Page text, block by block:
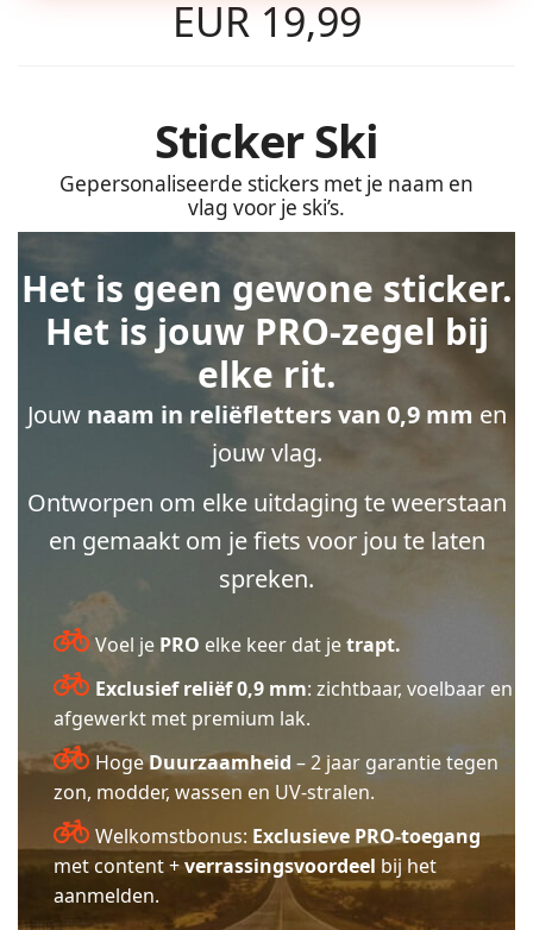
EUR 19,99
Sticker Ski
Gepersonaliseerde stickers met je naam en
vlag voor je ski’s.
Het is geen gewone sticker.
Het is jouw PRO-zegel bij
elke rit.
Jouw naam in reliëfletters van 0,9 mm en
jouw vlag.
Ontworpen om elke uitdaging te weerstaan
en gemaakt om je fiets voor jou te laten
spreken.
Voel je PRO elke keer dat jetrapt.
Exclusief reliëf 0,9 mm: zichtbaar, voelbaar en
afgewerkt met premium lak.
HogeDuurzaamheid – 2 jaar garantie tegen
zon, modder, wassen en UV-stralen.
Welkomstbonus: Exclusieve PRO-toegang
met content +verrassingsvoordeel bij het
aanmelden.